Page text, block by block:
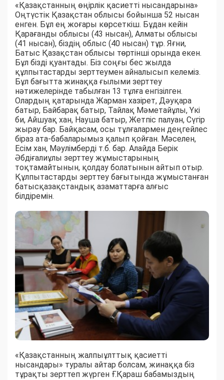
«Қазақстанның өңірлік қасиетті нысандарына»
Оңтүстік Қазақстан облысы бойынша 52 нысан
енген. Бұл ең жоғары көрсеткіш. Бұдан кейін
Қарағанды облысы (43 нысан), Алматы облысы
(41 нысан), біздің облыс (40 нысан) тұр. Яғни,
Батыс Қазақстан облысы төртінші орында екен.
Бұл бізді қуантады. Біз соңғы бес жылда
құлпытастарды зерттеумен айналысып келеміз.
Бұл бағытта жинаққа ғылыми зерттеу
нәтижелерінде табылған 13 тұлға енгізілген.
Олардың қатарында Жарман хазірет, Дәуқара
батыр, Байбарақ батыр, Тайлақ Мәметайұлы, Үкі
би, Айшуақ хан, Науша батыр, Жетпіс палуан, Сүгір
жырау бар. Байқасам, осы тұлғалармен деңгейлес
біраз ата-бабаларымыз қалып қойған. Мәселен,
Есім хан, Мəулімберді т.б. бар. Алайда Берік
Әбдіғалиұлы зерттеу жұмыстарының
тоқтамайтынын, қолдау болатынын айтып отыр.
Құлпытастарды зерттеу бағытында жұмыстанған
батысқазақстандық азаматтарға алғыс
білдіремін.
«Қазақстанның жалпыұлттық қасиетті
нысандары» туралы айтар болсам, жинаққа біз
тұрақты зерттеп жүрген Ғ.Қараш бабамыздың